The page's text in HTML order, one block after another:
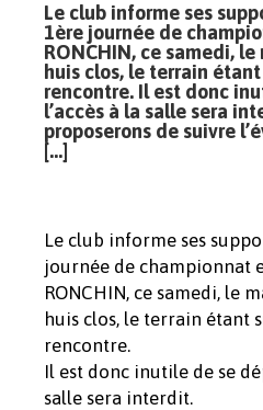
Le club informe ses
1ère journée de
RONCHIN, ce samedi,
huis clos, le terrain
rencontre. Il est donc
l’accès à la salle sera
proposerons de suivre
[…]
Le club informe ses
journée de championnat
RONCHIN, ce samedi, le
huis clos, le terrain étant
rencontre.
Il est donc inutile de se
salle sera interdit.